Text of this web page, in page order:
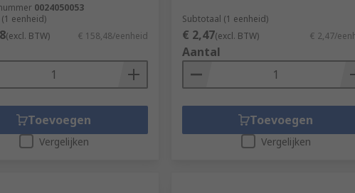
0024050053
eenheid)
(excl. BTW) € 158,48/eenheid
Toevoegen
Vergelijken
Subtotaal (1 eenheid)
€ 2,47(excl. BTW) € 2,47/
Aantal
Toevoegen
Vergelijken